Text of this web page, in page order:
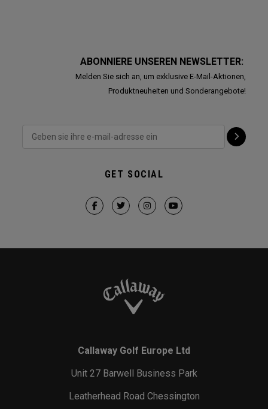
ABONNIERE UNSEREN NEWSLETTER:
Melden Sie sich an, um exklusive E-Mail-Aktionen,
Produktneuheiten und Sonderangebote!
GET SOCIAL
Callaway Golf Europe Ltd
Unit 27 Barwell Business Park
Leatherhead Road Chessington